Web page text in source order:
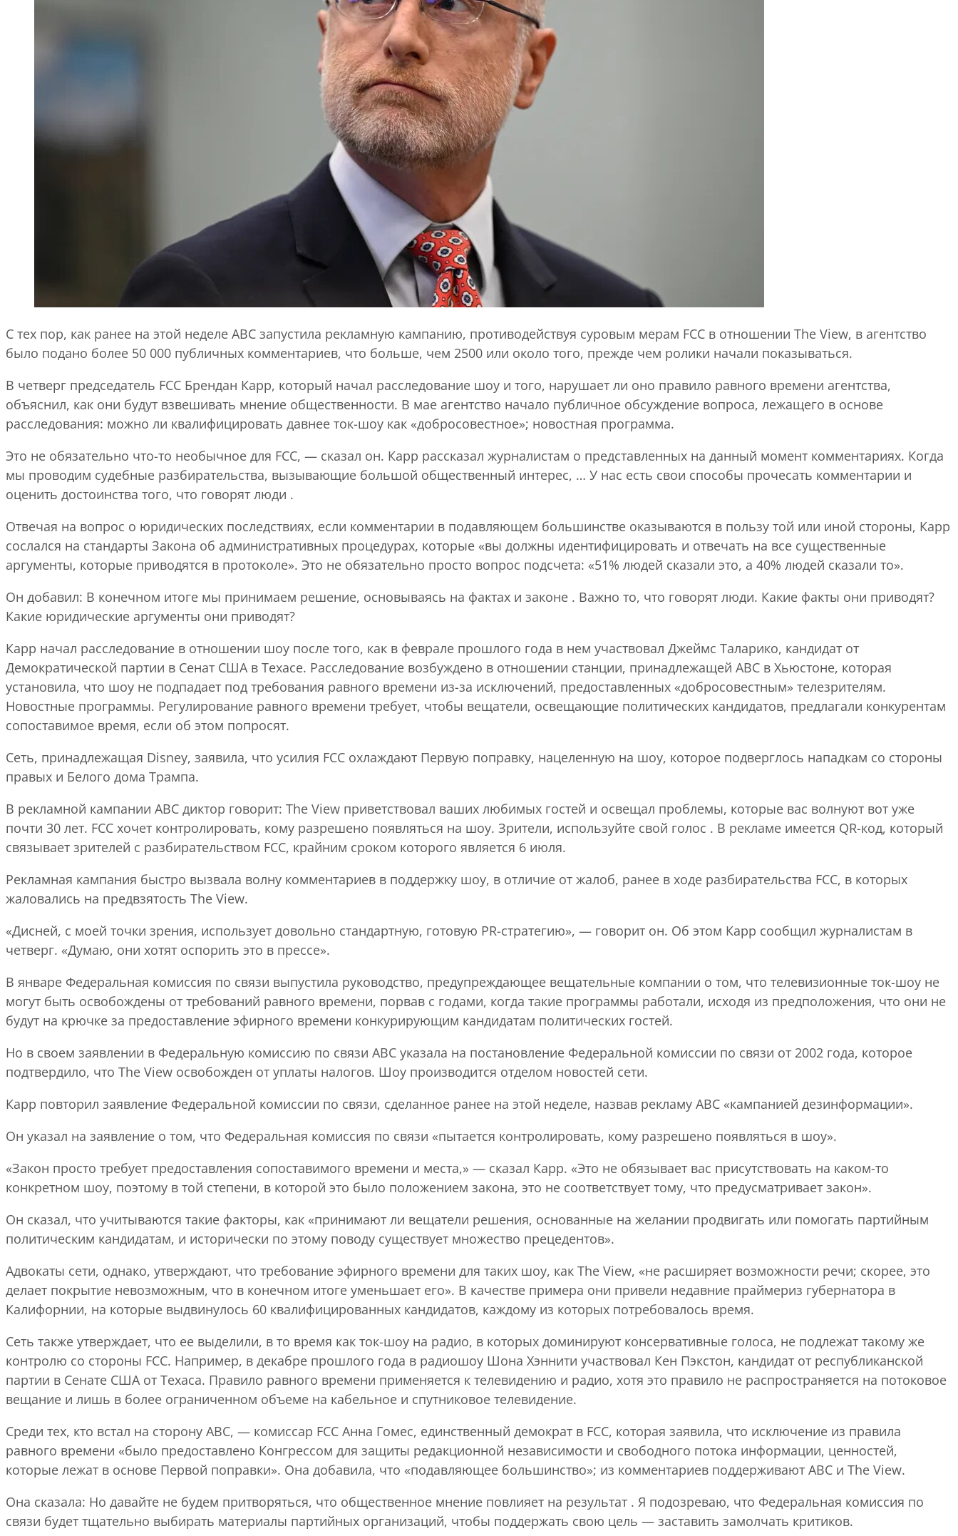
С тех пор, как ранее на этой неделе ABC запустила рекламную кампанию, противодействуя суровым мерам FCC в отношении The View, в агентство
было подано более 50 000 публичных комментариев, что больше, чем 2500 или около того, прежде чем ролики начали показываться.
В четверг председатель FCC Брендан Карр, который начал расследование шоу и того, нарушает ли оно правило равного времени агентства,
объяснил, как они будут взвешивать мнение общественности. В мае агентство начало публичное обсуждение вопроса, лежащего в основе
расследования: можно ли квалифицировать давнее ток-шоу как «добросовестное»; новостная программа.
Это не обязательно что-то необычное для FCC, — сказал он. Карр рассказал журналистам о представленных на данный момент комментариях. Когда
мы проводим судебные разбирательства, вызывающие большой общественный интерес, … У нас есть свои способы прочесать комментарии и
оценить достоинства того, что говорят люди .
Отвечая на вопрос о юридических последствиях, если комментарии в подавляющем большинстве оказываются в пользу той или иной стороны, Карр
сослался на стандарты Закона об административных процедурах, которые «вы должны идентифицировать и отвечать на все существенные
аргументы, которые приводятся в протоколе». Это не обязательно просто вопрос подсчета: «51% людей сказали это, а 40% людей сказали то».
Он добавил: В конечном итоге мы принимаем решение, основываясь на фактах и законе . Важно то, что говорят люди. Какие факты они приводят?
Какие юридические аргументы они приводят?
Карр начал расследование в отношении шоу после того, как в феврале прошлого года в нем участвовал Джеймс Таларико, кандидат от
Демократической партии в Сенат США в Техасе. Расследование возбуждено в отношении станции, принадлежащей ABC в Хьюстоне, которая
установила, что шоу не подпадает под требования равного времени из-за исключений, предоставленных «добросовестным» телезрителям.
Новостные программы. Регулирование равного времени требует, чтобы вещатели, освещающие политических кандидатов, предлагали конкурентам
сопоставимое время, если об этом попросят.
Сеть, принадлежащая Disney, заявила, что усилия FCC охлаждают Первую поправку, нацеленную на шоу, которое подверглось нападкам со стороны
правых и Белого дома Трампа.
В рекламной кампании ABC диктор говорит: The View приветствовал ваших любимых гостей и освещал проблемы, которые вас волнуют вот уже
почти 30 лет. FCC хочет контролировать, кому разрешено появляться на шоу. Зрители, используйте свой голос . В рекламе имеется QR-код, который
связывает зрителей с разбирательством FCC, крайним сроком которого является 6 июля.
Рекламная кампания быстро вызвала волну комментариев в поддержку шоу, в отличие от жалоб, ранее в ходе разбирательства FCC, в которых
жаловались на предвзятость The View.
«Дисней, с моей точки зрения, использует довольно стандартную, готовую PR-стратегию», — говорит он. Об этом Карр сообщил журналистам в
четверг. «Думаю, они хотят оспорить это в прессе».
В январе Федеральная комиссия по связи выпустила руководство, предупреждающее вещательные компании о том, что телевизионные ток-шоу не
могут быть освобождены от требований равного времени, порвав с годами, когда такие программы работали, исходя из предположения, что они не
будут на крючке за предоставление эфирного времени конкурирующим кандидатам политических гостей.
Но в своем заявлении в Федеральную комиссию по связи ABC указала на постановление Федеральной комиссии по связи от 2002 года, которое
подтвердило, что The View освобожден от уплаты налогов. Шоу производится отделом новостей сети.
Карр повторил заявление Федеральной комиссии по связи, сделанное ранее на этой неделе, назвав рекламу ABC «кампанией дезинформации».
Он указал на заявление о том, что Федеральная комиссия по связи «пытается контролировать, кому разрешено появляться в шоу».
«Закон просто требует предоставления сопоставимого времени и места,» — сказал Карр. «Это не обязывает вас присутствовать на каком-то
конкретном шоу, поэтому в той степени, в которой это было положением закона, это не соответствует тому, что предусматривает закон».
Он сказал, что учитываются такие факторы, как «принимают ли вещатели решения, основанные на желании продвигать или помогать партийным
политическим кандидатам, и исторически по этому поводу существует множество прецедентов».
Адвокаты сети, однако, утверждают, что требование эфирного времени для таких шоу, как The View, «не расширяет возможности речи; скорее, это
делает покрытие невозможным, что в конечном итоге уменьшает его». В качестве примера они привели недавние праймериз губернатора в
Калифорнии, на которые выдвинулось 60 квалифицированных кандидатов, каждому из которых потребовалось время.
Сеть также утверждает, что ее выделили, в то время как ток-шоу на радио, в которых доминируют консервативные голоса, не подлежат такому же
контролю со стороны FCC. Например, в декабре прошлого года в радиошоу Шона Хэннити участвовал Кен Пэкстон, кандидат от республиканской
партии в Сенате США от Техаса. Правило равного времени применяется к телевидению и радио, хотя это правило не распространяется на потоковое
вещание и лишь в более ограниченном объеме на кабельное и спутниковое телевидение.
Среди тех, кто встал на сторону ABC, — комиссар FCC Анна Гомес, единственный демократ в FCC, которая заявила, что исключение из правила
равного времени «было предоставлено Конгрессом для защиты редакционной независимости и свободного потока информации, ценностей,
которые лежат в основе Первой поправки». Она добавила, что «подавляющее большинство»; из комментариев поддерживают ABC и The View.
Она сказала: Но давайте не будем притворяться, что общественное мнение повлияет на результат . Я подозреваю, что Федеральная комиссия по
связи будет тщательно выбирать материалы партийных организаций, чтобы поддержать свою цель — заставить замолчать критиков.